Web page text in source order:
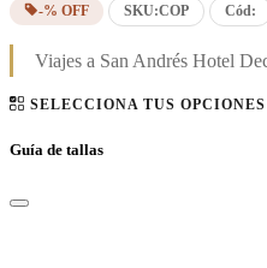
-% OFF
SKU:COP Cód:
Viajes a San Andrés Hotel
SELECCIONA TUS OPCIONES
Guía de tallas